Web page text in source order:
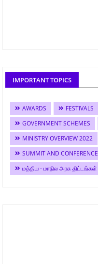
IMPORTANT TOPICS
AWARDS FESTIVALS
GOVERNMENT SCHEMES
MINISTRY OVERVIEW 2022
SUMMIT AND CONFERENCE
மத்திய - மாநில அரசு திட்டங்கள்